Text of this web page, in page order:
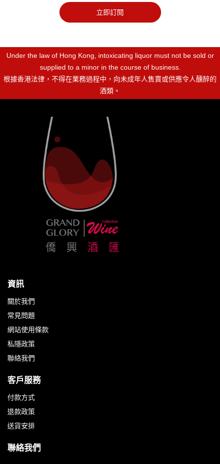
立即訂閱
Under the law of Hong Kong, intoxicating liquor must not be sold or
supplied to a minor in the course of business.
根據香港法律，不得在業務過程中，向未成年人售賣或供應令人醺醉的
酒類。
資訊
關於我們
常見問題
網站使用條款
私隱政策
聯絡我們
客戶服務
付款方式
退款政策
送貨安排
聯絡我們